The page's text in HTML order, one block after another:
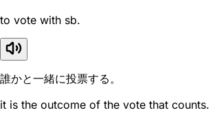
to vote with sb.
誰かと一緒に投票する。
it is the outcome of the vote that counts.